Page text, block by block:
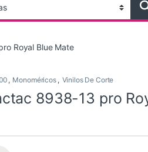
Royal Blue Mate
, Monoméricos , Vinilos De Corte
8938-13 pro